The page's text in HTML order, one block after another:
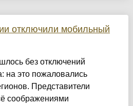
отключили мобильный
без отключений
на это пожаловались
Представители
соображениями